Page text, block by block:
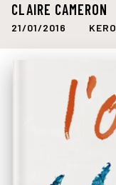
CLAIRE CAMERON
21/01/2016 KERO